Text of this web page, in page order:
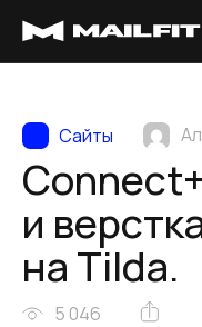
Сайты
и
на Tilda.
5 046